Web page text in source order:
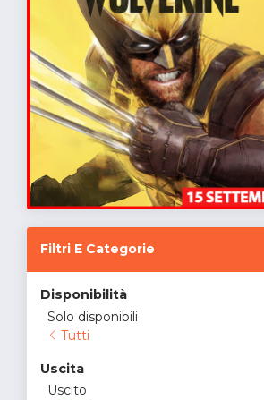
Filtri E Categorie
Disponibilità
Solo disponibili
Tutti
Uscita
Uscito